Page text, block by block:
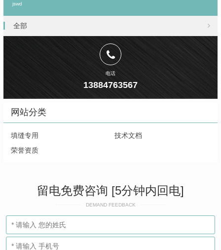
jswd
全部
电话
13884763567
网站分类
填缝专用
技术文档
荣誉资质
留电免费咨询 [5分钟内回电]
DEMAND FEEDBACK